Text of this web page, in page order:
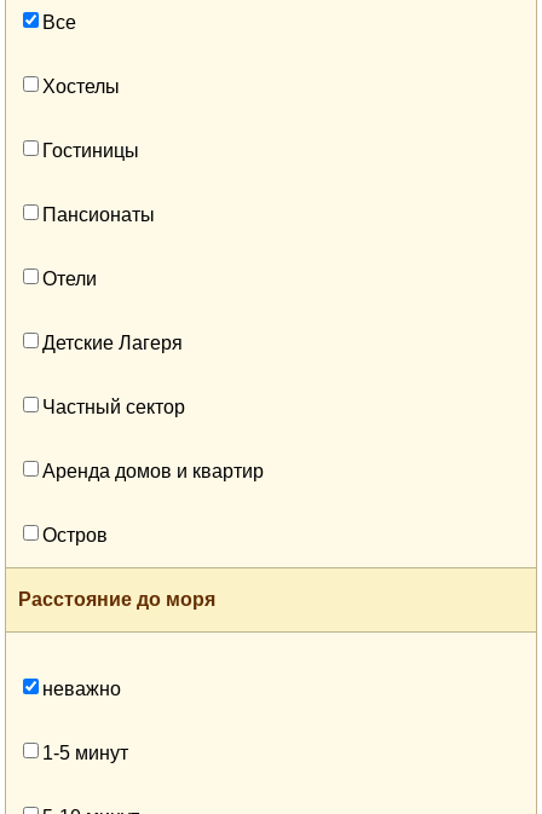
Все
Хостелы
Гостиницы
Пансионаты
Отели
Детские Лагеря
Частный сектор
Аренда домов и квартир
Остров
Расстояние до моря
неважно
1-5 минут